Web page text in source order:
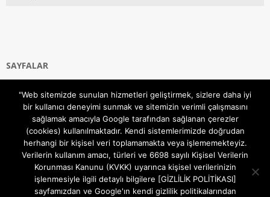
SAYFALAR
Gizlilik ve Çerezler (Cookies) Politikası
Hakkımızda
İletişim Kanalları
MODEM KURULUM
TEKNİK DESTEK
TELEVİZYON SİSTEMLERİ
"Web sitemizde sunulan hizmetleri geliştirmek, sizlere daha iyi
bir kullanıcı deneyimi sunmak ve sitemizin verimli çalışmasını
sağlamak amacıyla Google tarafından sağlanan çerezler
(cookies) kullanılmaktadır. Kendi sistemlerimizde doğrudan
herhangi bir kişisel veri toplamamakta veya işlememekteyiz.
Verilerin kullanım amacı, türleri ve 6698 sayılı Kişisel Verilerin
Korunması Kanunu (KVKK) uyarınca kişisel verilerinizin
işlenmesiyle ilgili detaylı bilgilere [GİZLİLİK POLİTİKASI]
sayfamızdan ve Google'ın kendi gizlilik politikalarından